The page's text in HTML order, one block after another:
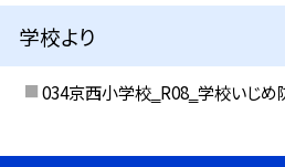
学校より
034京西小学校‗R08‗学校いじ